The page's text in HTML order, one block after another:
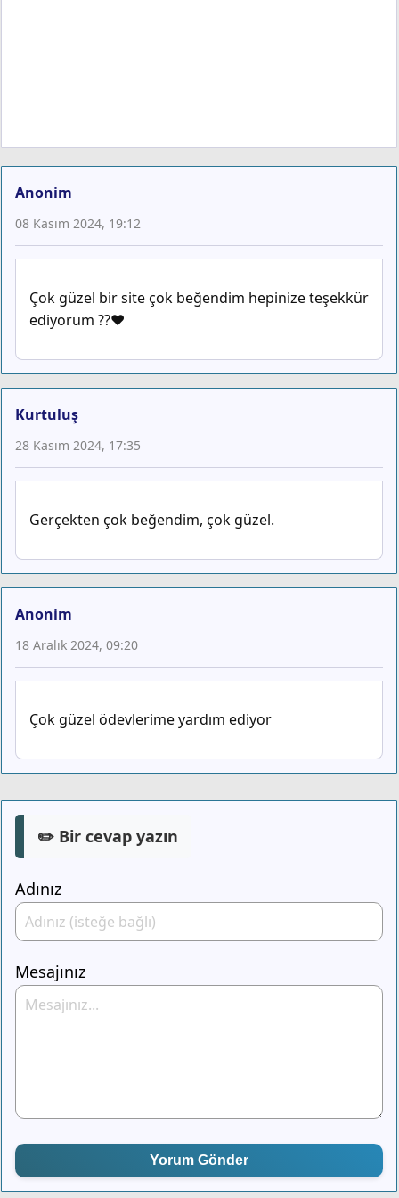
Anonim
08 Kasım 2024, 19:12
Çok güzel bir site çok beğendim hepinize teşekkür
ediyorum ??❤️
Kurtuluş
28 Kasım 2024, 17:35
Gerçekten çok beğendim, çok güzel.
Anonim
18 Aralık 2024, 09:20
Çok güzel ödevlerime yardım ediyor
✏️ Bir cevap yazın
Adınız
Mesajınız
Yorum Gönder